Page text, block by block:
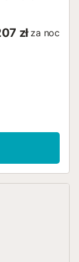
zł za noc